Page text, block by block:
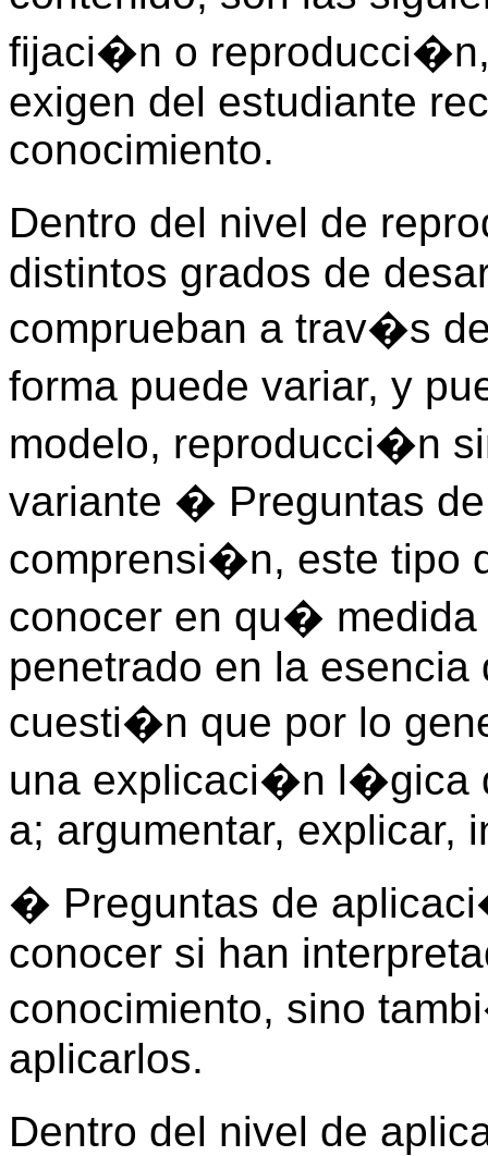
fijaci�n o
exigen del estudiante
conocimiento.
Dentro del nivel de
distintos grados de
comprueban a trav�s
forma puede variar, y
modelo, reproducci�n
variante � Preguntas
comprensi�n, este tipo
conocer en qu�
penetrado en la
cuesti�n que por lo
una explicaci�n l�gica
a; argumentar, explicar,
� Preguntas de
conocer si han
conocimiento, sino
aplicarlos.
Dentro del nivel de